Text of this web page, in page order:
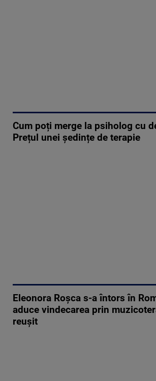
Cum poți merge la psiholog cu
Prețul unei ședințe de terapie
Eleonora Roșca s-a întors în
aduce vindecarea prin
reușit